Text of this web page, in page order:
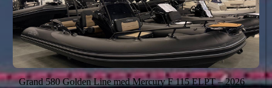
Grand 580 Golden Line med Mercury F 115 ELPT – 2026